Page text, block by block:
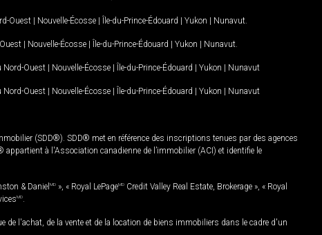
Ouest | Nouvelle-Écosse | Île-du-Prince-Édouard | Yukon | Nunavut
| Nouvelle-Écosse | Île-du-Prince-Édouard | Yukon | Nunavut
Nord-Ouest | Nouvelle-Écosse | Île-du-Prince-Édouard | Yukon | Nunavut
Nord-Ouest | Nouvelle-Écosse | Île-du-Prince-Édouard | Yukon | Nunavut
(SDD®). SDD® met en référence des inscriptions tenues par des agences
à l'Association canadienne de l’immobilier (ACI) et identifie le
& Daniel MD », « Royal LePageMD Credit Valley Real Estate, Brokerage », « Royal
MD
l'achat, de la vente et de la location de biens immobiliers dans le cadre d'un